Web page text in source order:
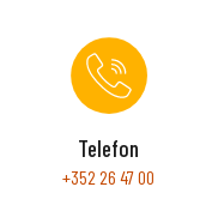
Telefon
+352 26 47 00